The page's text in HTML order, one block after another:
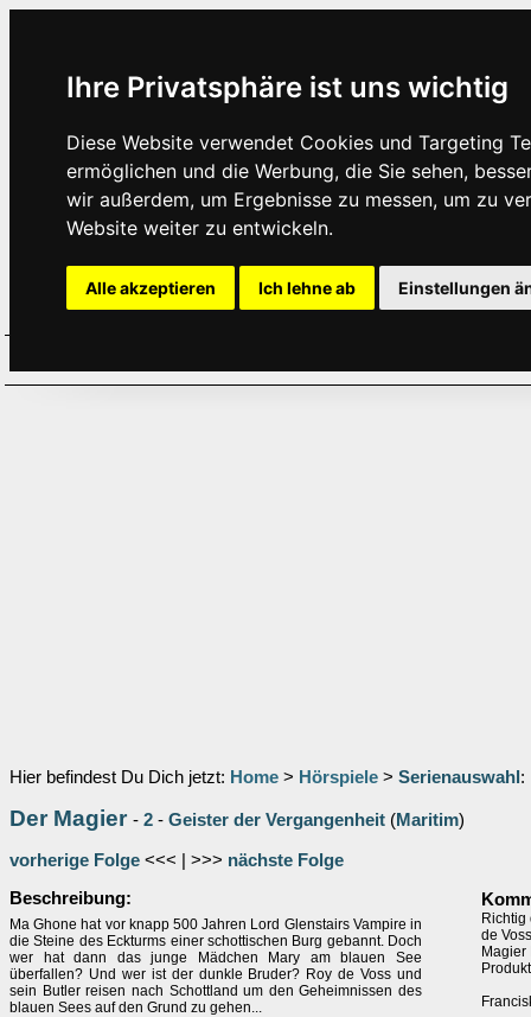
Ihre Privatsphäre ist uns wichtig
Diese Website verwendet Cookies und Targeting
ermöglichen und die Werbung, die Sie sehen,
wir außerdem, um Ergebnisse zu messen, um zu
Website weiter zu entwickeln.
Alle akzeptieren Ich lehne ab Einstellungen
Hier befindest Du Dich jetzt: Home > Hörspiele > Serienauswahl :
Der Magier - 2 - Geister der Vergangenheit (Maritim)
vorherige Folge <<< | >>> nächste Folge
Beschreibung:
Ma Ghone hat vor knapp 500 Jahren Lord Glenstairs Vampire in
die Steine des Eckturms einer schottischen Burg gebannt. Doch
wer hat dann das junge Mädchen Mary am blauen See
überfallen? Und wer ist der dunkle Bruder? Roy de Voss und
sein Butler reisen nach Schottland um den Geheimnissen des
blauen Sees auf den Grund zu gehen...
Richtig
de
Magier